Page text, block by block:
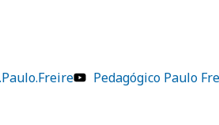
Pedagógico Paulo